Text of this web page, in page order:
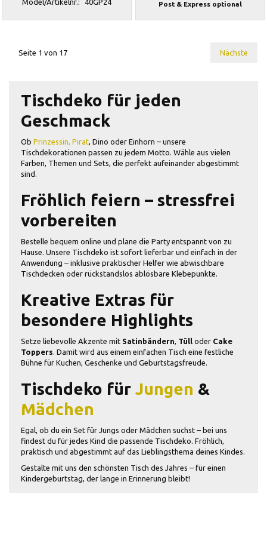
Model/Artikelnr.: 40GP24
Post & Express optional
Seite 1 von 17 Nächste
Tischdeko für jeden
Geschmack
Ob Prinzessin, Pirat, Dino oder Einhorn – unsere
Tischdekorationen passen zu jedem Motto. Wähle aus vielen
Farben, Themen und Sets, die perfekt aufeinander abgestimmt
sind.
Fröhlich feiern – stressfrei
vorbereiten
Bestelle bequem online und plane die Party entspannt von zu
Hause. Unsere Tischdeko ist sofort lieferbar und einfach in der
Anwendung – inklusive praktischer Helfer wie abwischbare
Tischdecken oder rückstandslos ablösbare Klebepunkte.
Kreative Extras für
besondere Highlights
Setze liebevolle Akzente mit Satinbändern, Tüll oder Cake
Toppers. Damit wird aus einem einfachen Tisch eine festliche
Bühne für Kuchen, Geschenke und Geburtstagsfreude.
Tischdeko für Jungen &
Mädchen
Egal, ob du ein Set für Jungs oder Mädchen suchst – bei uns
findest du für jedes Kind die passende Tischdeko. Fröhlich,
praktisch und abgestimmt auf das Lieblingsthema deines Kindes.
Gestalte mit uns den schönsten Tisch des Jahres – für einen
Kindergeburtstag, der lange in Erinnerung bleibt!